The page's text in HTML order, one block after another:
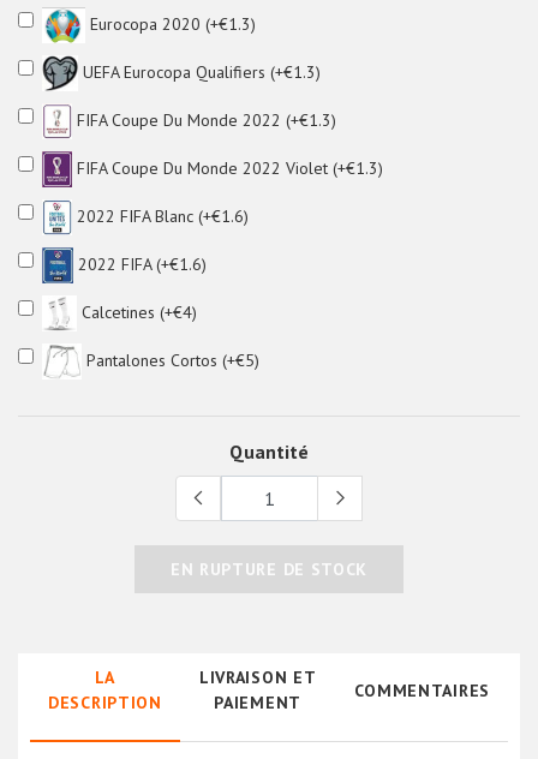
Eurocopa 2020 (+€1.3)
UEFA Eurocopa Qualifiers (+€1.3)
FIFA Coupe Du Monde 2022 (+€1.3)
FIFA Coupe Du Monde 2022 Violet (+€1.3)
2022 FIFA Blanc (+€1.6)
2022 FIFA (+€1.6)
Calcetines (+€4)
Pantalones Cortos (+€5)
Quantité
EN RUPTURE DE STOCK
LA
DESCRIPTION
LIVRAISON ET
PAIEMENT
COMMENTAIRES